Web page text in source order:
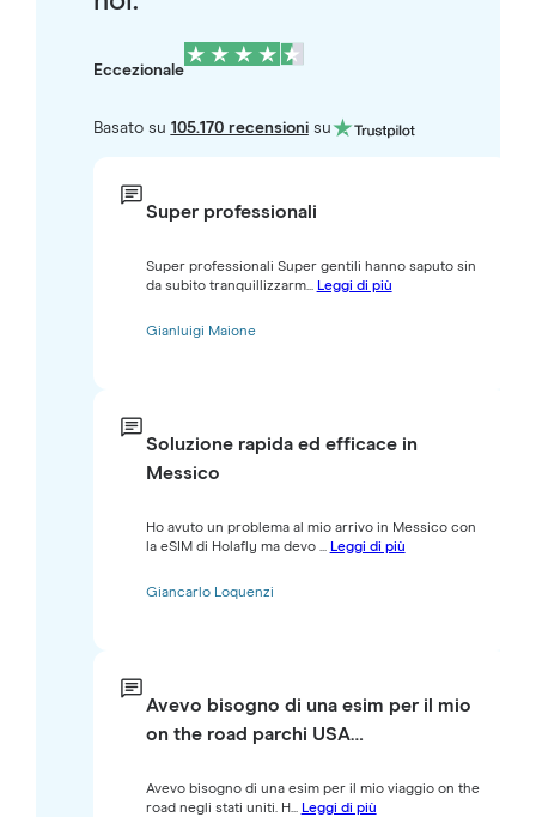
Eccezionale
Basato su 105.170 recensionisu
Super professionali
Super professionali Super gentili hanno saputo sin
da subito tranquillizzarm... Leggi di più
Gianluigi Maione
Soluzione rapida ed efficace in
Messico
Ho avuto un problema al mio arrivo in Messico con
la eSIM di Holafly ma devo ... Leggi di più
Giancarlo Loquenzi
Avevo bisogno di una esim per il mio
on the road parchi USA…
Avevo bisogno di una esim per il mio viaggio on the
road negli stati uniti. H... Leggi di più